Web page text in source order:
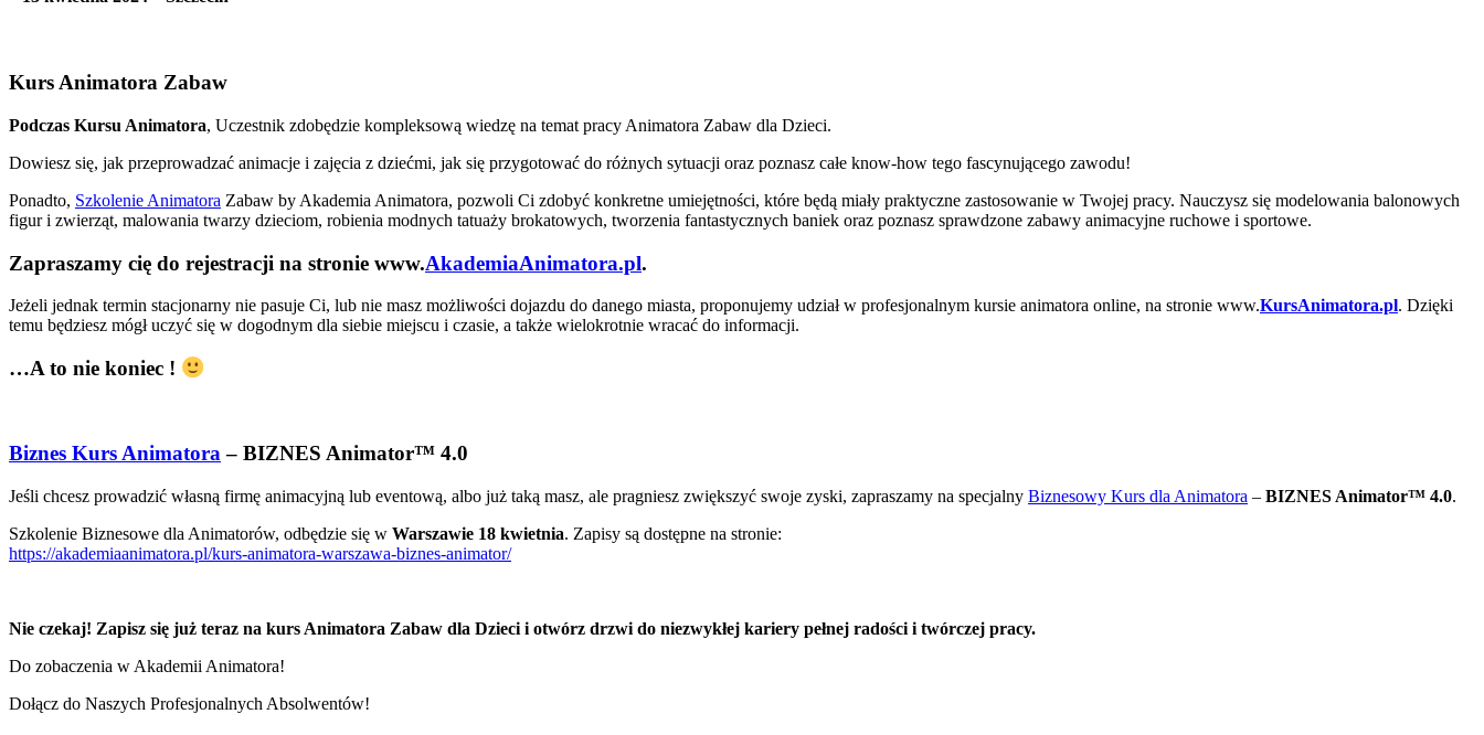
Kurs Animatora Zabaw
Podczas Kursu Animatora, Uczestnik zdobędzie kompleksową wiedzę na temat pracy Animatora Zabaw dla Dzieci.
Dowiesz się, jak przeprowadzać animacje i zajęcia z dziećmi, jak się przygotować do różnych sytuacji oraz poznasz całe know-how tego fascynującego zawodu!
Ponadto, Szkolenie Animatora Zabaw by Akademia Animatora, pozwoli Ci zdobyć konkretne umiejętności, które będą miały praktyczne zastosowanie w Twojej pracy. Nauczysz się modelowania balonowych
figur i zwierząt, malowania twarzy dzieciom, robienia modnych tatuaży brokatowych, tworzenia fantastycznych baniek oraz poznasz sprawdzone zabawy animacyjne ruchowe i sportowe.
Zapraszamy cię do rejestracji na stronie www.AkademiaAnimatora.pl.
Jeżeli jednak termin stacjonarny nie pasuje Ci, lub nie masz możliwości dojazdu do danego miasta, proponujemy udział w profesjonalnym kursie animatora online, na stronie www.KursAnimatora.pl. Dzięki
temu będziesz mógł uczyć się w dogodnym dla siebie miejscu i czasie, a także wielokrotnie wracać do informacji.
…A to nie koniec !
Biznes Kurs Animatora– BIZNES Animator™ 4.0
Jeśli chcesz prowadzić własną firmę animacyjną lub eventową, albo już taką masz, ale pragniesz zwiększyć swoje zyski, zapraszamy na specjalny Biznesowy Kurs dla Animatora – BIZNES Animator™ 4.0.
Szkolenie Biznesowe dla Animatorów, odbędzie się w Warszawie 18 kwietnia. Zapisy są dostępne na stronie:
https://akademiaanimatora.pl/kurs-animatora-warszawa-biznes-animator/
Nie czekaj! Zapisz się już teraz na kurs Animatora Zabaw dla Dzieci i otwórz drzwi do niezwykłej kariery pełnej radości i twórczej pracy.
Do zobaczenia w Akademii Animatora!
Dołącz do Naszych Profesjonalnych Absolwentów!